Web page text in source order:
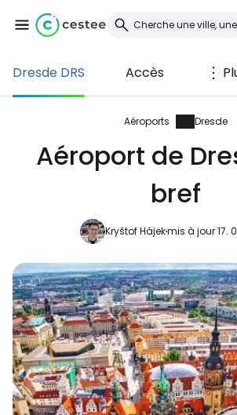
Dresde DRS Accès
Aéroports Dresde
Aéroport de
bref
Kryštof Hájekmis à jour 17.
Se connecter à
Cestee
... la communauté mondiale
Continuer avec
Poursuivre avec le
électronique